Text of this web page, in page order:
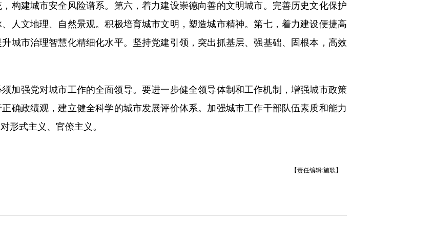
构建城市安全风险谱系。第六，着力建设崇德向善的文明城市。完善历史文化保护
人文地理、自然景观。积极培育城市文明，塑造城市精神。第七，着力建设便捷高
城市治理智慧化精细化水平。坚持党建引领，突出抓基层、强基础、固根本，高效
强党对城市工作的全面领导。要进一步健全领导体制和工作机制，增强城市政策
确政绩观，建立健全科学的城市发展评价体系。加强城市工作干部队伍素质和能力
形式主义、官僚主义。
【责任编辑:施歌】